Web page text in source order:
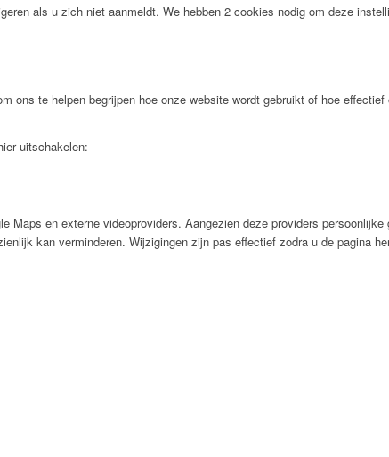
als u zich niet aanmeldt. We hebben 2 cookies nodig om deze
ons te helpen begrijpen hoe onze website wordt gebruikt of hoe
uitschakelen:
en externe videoproviders. Aangezien deze providers
kan verminderen. Wijzigingen zijn pas effectief zodra u de pagina